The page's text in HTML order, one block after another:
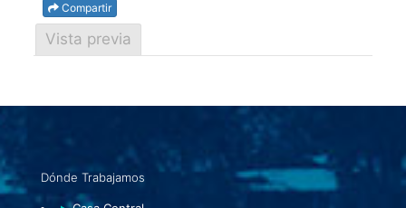
Compartir
Vista previa
Dónde Trabajamos